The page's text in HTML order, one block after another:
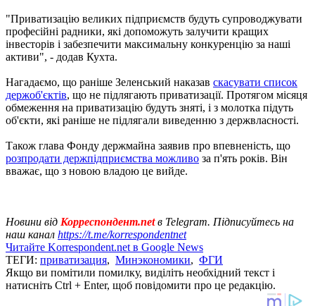
"Приватизацію великих підприємств будуть супроводжувати
професійні радники, які допоможуть залучити кращих
інвесторів і забезпечити максимальну конкуренцію за наші
активи", - додав Кухта.
Нагадаємо, що раніше Зеленський наказав скасувати список
держоб'єктів, що не підлягають приватизації. Протягом місяця
обмеження на приватизацію будуть зняті, і з молотка підуть
об'єкти, які раніше не підлягали виведенню з держвласності.
Також глава Фонду держмайна заявив про впевненість, що
розпродати держпідприємства можливо за п'ять років. Він
вважає, що з новою владою це вийде.
Новини від Корреспондент.netв Telegram. Підписуйтесь на
наш канал https://t.me/korrespondentnet
Читайте Korrespondent.net в Google News
ТЕГИ: приватизация, Минэкономики, ФГИ
Якщо ви помітили помилку, виділіть необхідний текст і
натисніть Ctrl + Enter, щоб повідомити про це редакцію.